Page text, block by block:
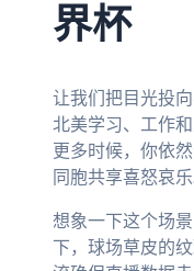
界杯
让我们把目光投
北美学习、工作
更多时候，你依
同胞共享喜怒哀乐
想象一下这个场
下，球场草皮的